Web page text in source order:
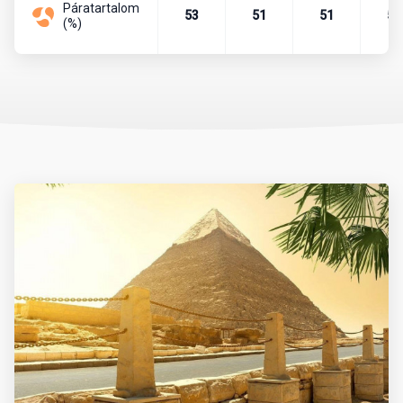
Az időjárás tekintetében októbertől áprilisig tart a legideálisabb
eltérő dátumra esik. Ez alatt sok étterem és üzlet napközben
Mit érdemes magunkkal vinni?
Az utazás során praktikus a könnyű, világos színű, jól szellőző
ruházat. A strandoláshoz napvédő krém (magas faktorszámú),
napszemüveg, kalap, strandpapucs ajánlott. A városnézésekhez
és kirándulásokhoz zárt cipő és hosszú nadrág, illetve vállat
takaró felső javasolt, különösen a vallási helyszíneken vagy
Páratartalom
(%)
53 51 51 52